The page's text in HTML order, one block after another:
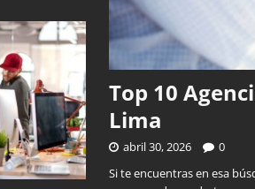
Top 10
Lima
abril 30, 2026
0
Si te encuentras en esa